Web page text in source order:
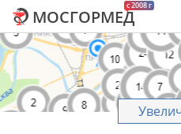
c 2008 г
МОСГОРМЕД